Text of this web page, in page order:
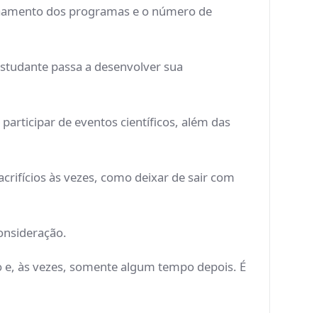
dos programas e o número de
passa a desenvolver sua
de eventos científicos, além das
às vezes, como deixar de sair com
às vezes, somente algum tempo depois. É